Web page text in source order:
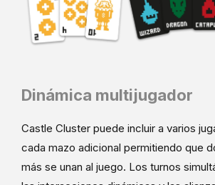
Dinámica multijugador
Castle Cluster puede incluir a varios
cada mazo adicional permitiendo que
más se unan al juego. Los turnos